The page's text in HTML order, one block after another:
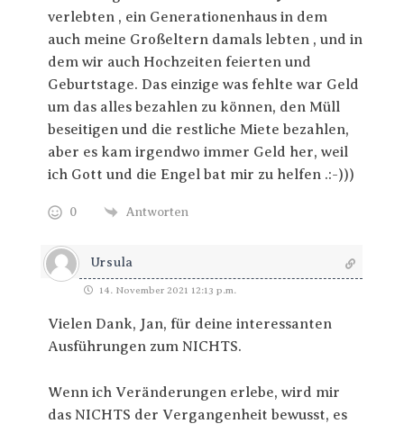
verlebten , ein Generationenhaus in dem
auch meine Großeltern damals lebten , und in
dem wir auch Hochzeiten feierten und
Geburtstage. Das einzige was fehlte war Geld
um das alles bezahlen zu können, den Müll
beseitigen und die restliche Miete bezahlen,
aber es kam irgendwo immer Geld her, weil
ich Gott und die Engel bat mir zu helfen .:-)))
0 Antworten
Ursula
14. November 2021 12:13 p.m.
Vielen Dank, Jan, für deine interessanten
Ausführungen zum NICHTS.
Wenn ich Veränderungen erlebe, wird mir
das NICHTS der Vergangenheit bewusst, es